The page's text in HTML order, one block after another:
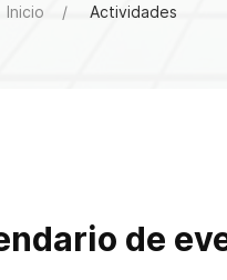
Inicio Actividades
de